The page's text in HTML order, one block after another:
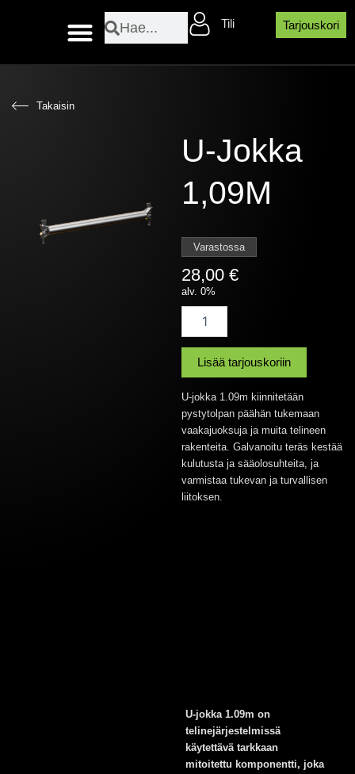
SearchSearch Tili Tarjouskori
Takaisin
U-Jokka
1,09M
Varastossa
28,00€
alv. 0%
Jokka
1,09M
määräLisää tarjouskoriin
U-jokka 1.09m kiinnitetään
pystytolpan päähän tukemaan
vaakajuoksuja ja muita telineen
rakenteita. Galvanoitu teräs kestää
kulutusta ja sääolosuhteita, ja
varmistaa tukevan ja turvallisen
liitoksen.
U-jokka 1.09m on
telinejärjestelmissä
käytettävä tarkkaan
mitoitettu komponentti, joka